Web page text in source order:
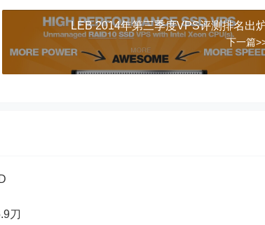
LEB 2014年第三季度VPS评测排名出
下一篇
刀